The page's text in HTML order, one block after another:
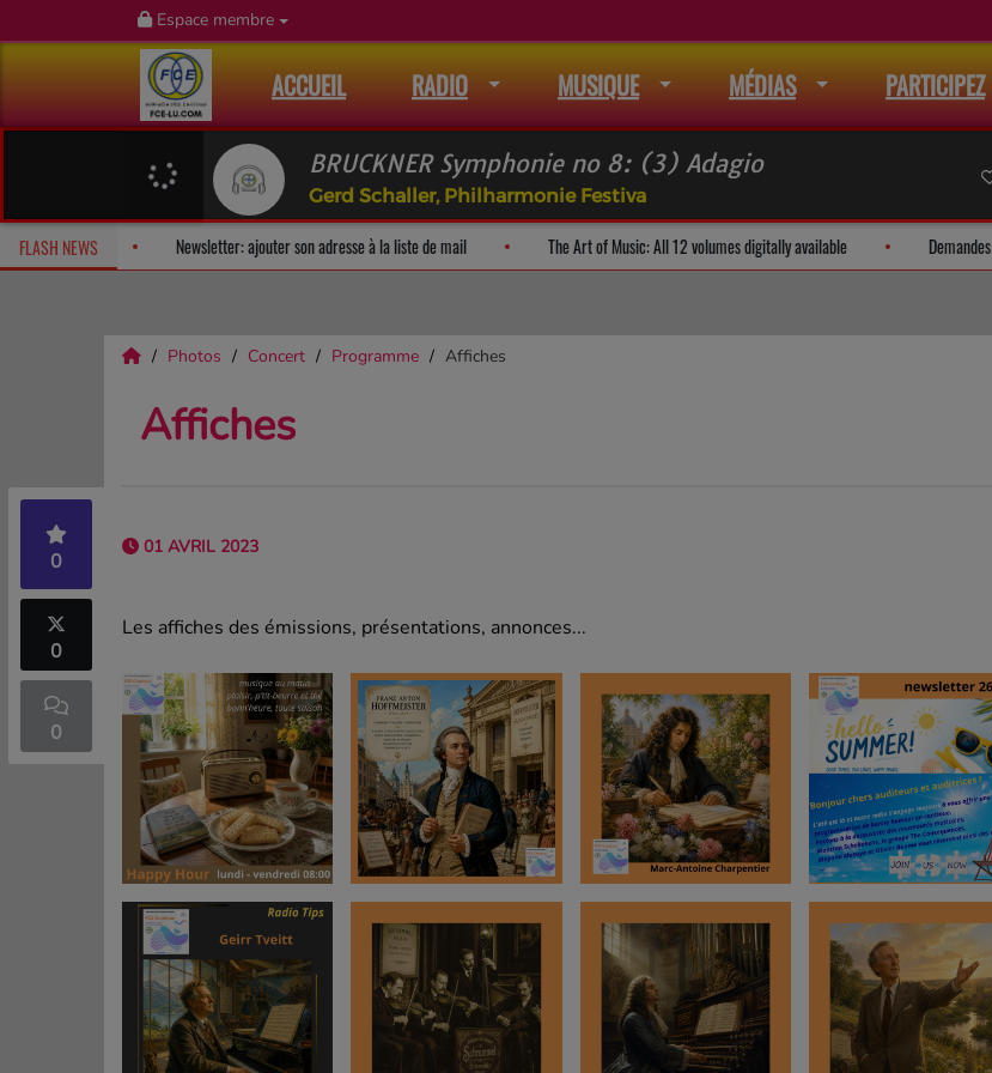
Espace membre
ACCUEIL RADIO MUSIQUE MÉDIAS PARTICIPEZ
BRUCKNER Symphonie no 8: (3) Adagio
Gerd Schaller, Philharmonie Festiva
FLASH NEWSFan Releases & Merch Newsletter: ajouter son adresse à la liste de mail The Art of Music: All 12 volumes digitally available
Photos Concert Programme Affiches
Affiches
0
0
0
01 AVRIL 2023
Les affiches des émissions, présentations, annonces...